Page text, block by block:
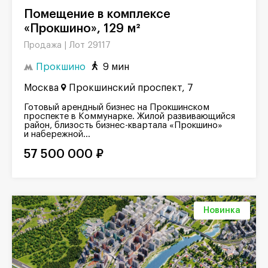
«Прокшино», 129 м²
Продажа | Лот 29117
Прокшино 9 мин
Москва Прокшинский проспект, 7
Готовый арендный бизнес на Прокшинском
проспекте в Коммунарке. Жилой развивающийся
район, близость бизнес-квартала «Прокшино»
и набережной...
57 500 000 ₽
Новинка